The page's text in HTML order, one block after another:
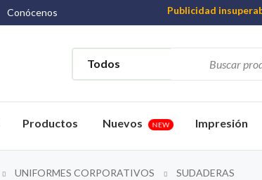
Conócenos
Publicidad
Más de 1000
Productos Nuevos NEW Impresión
UNIFORMES CORPORATIVOS SUDADERAS